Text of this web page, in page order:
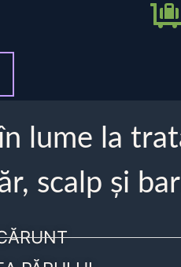
lume la
scalp și